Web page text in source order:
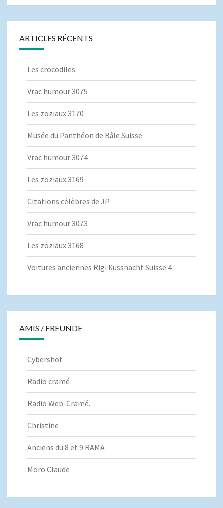
ARTICLES RÉCENTS
Les crocodiles
Vrac humour 3075
Les zoziaux 3170
Musée du Panthéon de Bâle Suisse
Vrac humour 3074
Les zoziaux 3169
Citations célèbres de JP
Vrac humour 3073
Les zoziaux 3168
Voitures anciennes Rigi Küssnacht Suisse 4
AMIS / FREUNDE
Cybershot
Radio cramé
Radio Web-Cramé.
Christine
Anciens du 8 et 9 RAMA
Moro Claude